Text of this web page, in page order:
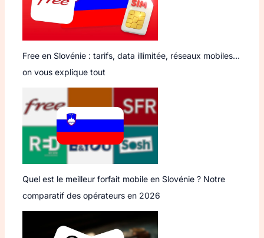
Free en Slovénie : tarifs, data illimitée, réseaux mobiles…
on vous explique tout
Quel est le meilleur forfait mobile en Slovénie ? Notre
comparatif des opérateurs en 2026